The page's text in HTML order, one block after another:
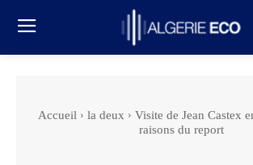
Accueil la deux
Visite de Jean Castex
raisons du report